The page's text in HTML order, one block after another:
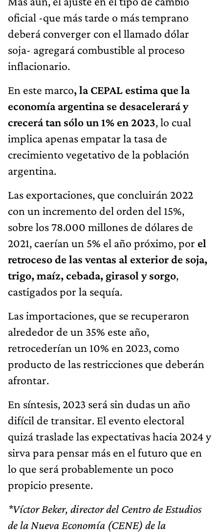
oficial -que más tarde o más temprano
deberá converger con el llamado dólar
soja- agregará combustible al proceso
inflacionario.
En este marco, la CEPAL estima que la
economía argentina se desacelerará y
crecerá tan sólo un 1% en 2023, lo cual
implica apenas empatar la tasa de
crecimiento vegetativo de la población
argentina.
Las exportaciones, que concluirán 2022
con un incremento del orden del 15%,
sobre los 78.000 millones de dólares de
2021, caerían un 5% el año próximo, por el
retroceso de las ventas al exterior de soja,
trigo, maíz, cebada, girasol y sorgo,
castigados por la sequía.
Las importaciones, que se recuperaron
alrededor de un 35% este año,
retrocederían un 10% en 2023, como
producto de las restricciones que deberán
afrontar.
En síntesis, 2023 será sin dudas un año
difícil de transitar. El evento electoral
quizá traslade las expectativas hacia 2024 y
sirva para pensar más en el futuro que en
lo que será probablemente un poco
propicio presente.
*Víctor Beker, director del Centro de Estudios
de la Nueva Economía (CENE) de la